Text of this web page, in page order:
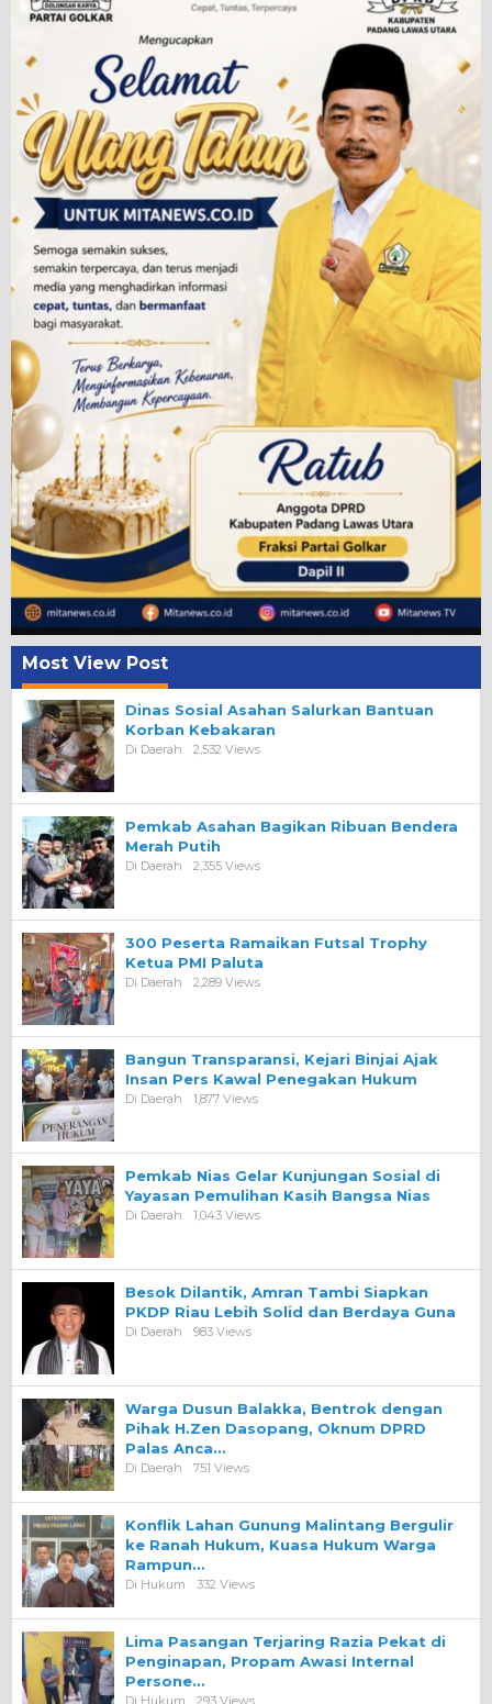
Most View Post
Dinas Sosial Asahan Salurkan Bantuan
Korban Kebakaran
Di Daerah 2,532 Views
Pemkab Asahan Bagikan Ribuan Bendera
Merah Putih
Di Daerah 2,355 Views
300 Peserta Ramaikan Futsal Trophy
Ketua PMI Paluta
Di Daerah 2,289 Views
Bangun Transparansi, Kejari Binjai Ajak
Insan Pers Kawal Penegakan Hukum
Di Daerah 1,877 Views
Pemkab Nias Gelar Kunjungan Sosial di
Yayasan Pemulihan Kasih Bangsa Nias
Di Daerah 1,043 Views
Besok Dilantik, Amran Tambi Siapkan
PKDP Riau Lebih Solid dan Berdaya Guna
Di Daerah 983 Views
Warga Dusun Balakka, Bentrok dengan
Pihak H.Zen Dasopang, Oknum DPRD
Palas Anca…
Di Daerah 751 Views
Konflik Lahan Gunung Malintang Bergulir
ke Ranah Hukum, Kuasa Hukum Warga
Rampun…
Di Hukum 332 Views
Lima Pasangan Terjaring Razia Pekat di
Penginapan, Propam Awasi Internal
Persone…
Di Hukum 293 Views